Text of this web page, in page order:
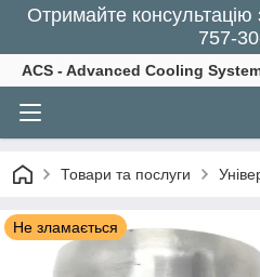
Отримайте
757-
ACS - Advanced Cooling
Товари та послуги
Не зламається